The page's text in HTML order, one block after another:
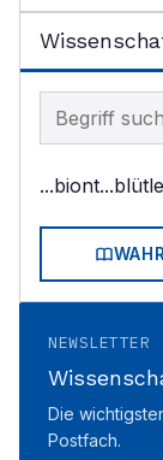
Begriff im
...biont
NEWSLETTER
Die
Postfach.